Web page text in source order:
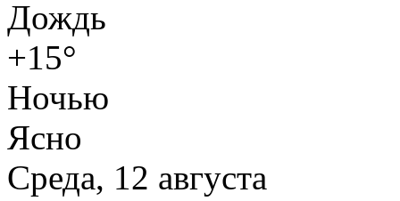
Дождь
+15°
Ночью
Ясно
Среда, 12 августа